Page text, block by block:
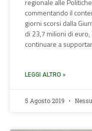
regionale alle
commentando il
giorni scorsi dalla
di 23,7 milioni di
continuare a
LEGGI ALTRO »
5 Agosto 2019